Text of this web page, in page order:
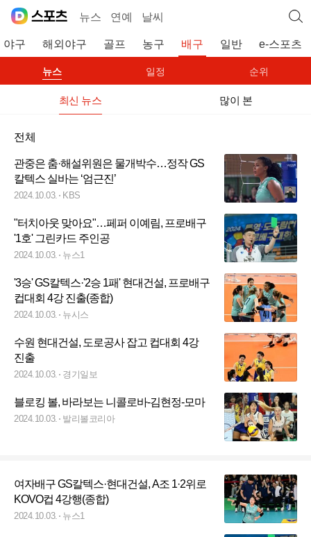
뉴스 연예 날씨
야구 해외야구 골프 농구 배구 일반 e-스포츠
뉴스 일정 순위
최신 뉴스 많이 본
전체
관중은 춤·해설위원은 물개박수…정작 GS
칼텍스 실바는 ‘엄근진’
2024.10.03. KBS
"터치아웃 맞아요"…페퍼 이예림, 프로배구
'1호' 그린카드 주인공
2024.10.03. 뉴스1
'3승' GS칼텍스·'2승 1패' 현대건설, 프로배구
컵대회 4강 진출(종합)
2024.10.03. 뉴시스
수원 현대건설, 도로공사 잡고 컵대회 4강
진출
2024.10.03. 경기일보
블로킹 볼, 바라보는 니콜로바-김현정-모마
2024.10.03. 발리볼코리아
여자배구 GS칼텍스·현대건설, A조 1·2위로
KOVO컵 4강행(종합)
2024.10.03. 뉴스1